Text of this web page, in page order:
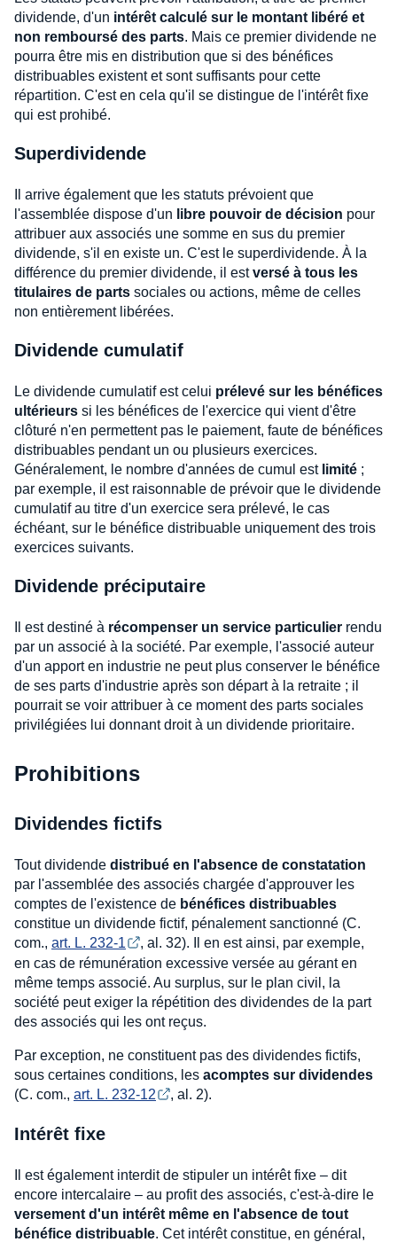
dividende, d'un intérêt calculé sur le montant libéré et
non remboursé des parts. Mais ce premier dividende ne
pourra être mis en distribution que si des bénéfices
distribuables existent et sont suffisants pour cette
répartition. C'est en cela qu'il se distingue de l'intérêt fixe
qui est prohibé.
Superdividende
Il arrive également que les statuts prévoient que
l'assemblée dispose d'un libre pouvoir de décision pour
attribuer aux associés une somme en sus du premier
dividende, s'il en existe un. C'est le superdividende. À la
différence du premier dividende, il estversé à tous les
titulaires de parts sociales ou actions, même de celles
non entièrement libérées.
Dividende cumulatif
Le dividende cumulatif est celui prélevé sur les bénéfices
ultérieurs si les bénéfices de l'exercice qui vient d'être
clôturé n'en permettent pas le paiement, faute de bénéfices
distribuables pendant un ou plusieurs exercices.
Généralement, le nombre d'années de cumul est limité ;
par exemple, il est raisonnable de prévoir que le dividende
cumulatif au titre d'un exercice sera prélevé, le cas
échéant, sur le bénéfice distribuable uniquement des trois
exercices suivants.
Dividende préciputaire
Il est destiné à récompenser un service particulier rendu
par un associé à la société. Par exemple, l'associé auteur
d'un apport en industrie ne peut plus conserver le bénéfice
de ses parts d'industrie après son départ à la retraite ; il
pourrait se voir attribuer à ce moment des parts sociales
privilégiées lui donnant droit à un dividende prioritaire.
Prohibitions
Dividendes fictifs
Tout dividende distribué en l'absence de constatation
par l'assemblée des associés chargée d'approuver les
comptes de l'existence de bénéfices distribuables
constitue un dividende fictif, pénalement sanctionné (C.
com., art. L. 232-1
, al. 32). Il en est ainsi, par exemple,
en cas de rémunération excessive versée au gérant en
même temps associé. Au surplus, sur le plan civil, la
société peut exiger la répétition des dividendes de la part
des associés qui les ont reçus.
Par exception, ne constituent pas des dividendes fictifs,
sous certaines conditions, les acomptes sur dividendes
(C. com., art. L. 232-12 , al. 2).
Intérêt fixe
Il est également interdit de stipuler un intérêt fixe – dit
encore intercalaire – au profit des associés, c'est-à-dire le
versement d'un intérêt même en l'absence de tout
bénéfice distribuable. Cet intérêt constitue, en général,